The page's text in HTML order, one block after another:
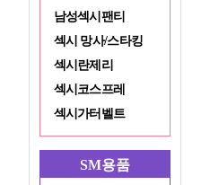
남성섹시팬티
섹시 망사/스타킹
섹시란제리
섹시코스프레
섹시가터벨트
SM용품